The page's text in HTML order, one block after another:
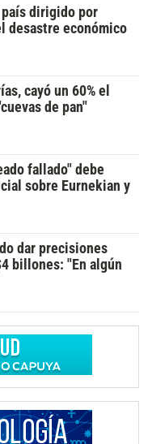
dirigido por
desastre económico
cayó un 60% el
de pan"
fallado" debe
sobre Eurnekian y
dar precisiones
billones: "En algún